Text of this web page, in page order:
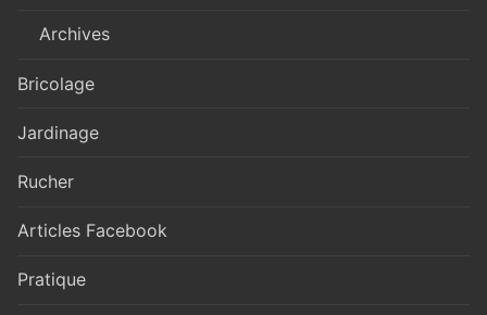
Archives
Bricolage
Jardinage
Rucher
Articles Facebook
Pratique